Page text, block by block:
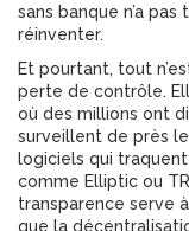
sans banque n’a pas
réinventer.
Et pourtant, tout
perte de contrôle.
où des millions ont
surveillent de près
logiciels qui
comme Elliptic ou
transparence serve
que la